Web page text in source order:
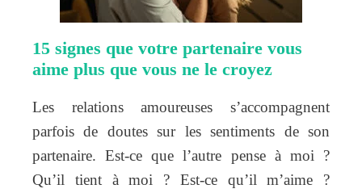
15 signes que votre partenaire vous
aime plus que vous ne le croyez
Les relations amoureuses s’accompagnent
parfois de doutes sur les sentiments de son
partenaire. Est-ce que l’autre pense à moi ?
Qu’il tient à moi ? Est-ce qu’il m’aime ?